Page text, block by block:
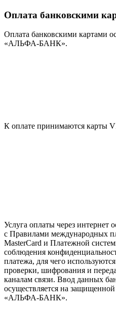
Оплата банковскими
Оплата банковскими картами
«АЛЬФА-БАНК».
К оплате принимаются карты
Услуга оплаты через интернет
с Правилами международных
MasterCard и Платежной
соблюдения
платежа, для чего
проверки, шифрования и
каналам связи. Ввод данных
осуществляется на
«АЛЬФА-БАНК».